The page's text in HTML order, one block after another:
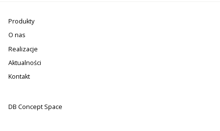
Produkty
O nas
Realizacje
Aktualności
Kontakt
DB Concept Space